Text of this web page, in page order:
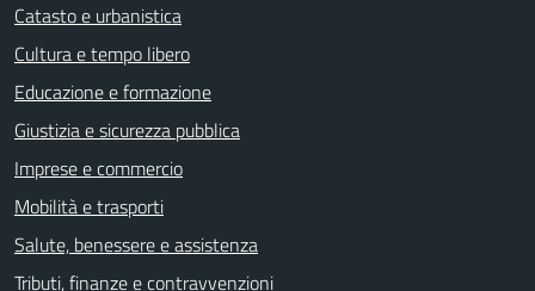
Catasto e urbanistica
Cultura e tempo libero
Educazione e formazione
Giustizia e sicurezza pubblica
Imprese e commercio
Mobilità e trasporti
Salute, benessere e assistenza
Tributi, finanze e contravvenzioni